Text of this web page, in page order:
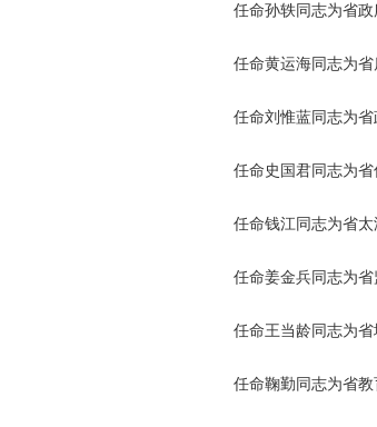
任命孙轶同志为省政
任命黄运海同志为省
任命刘惟蓝同志为省
任命史国君同志为省
任命钱江同志为省太
任命姜金兵同志为省
任命王当龄同志为省
任命鞠勤同志为省教